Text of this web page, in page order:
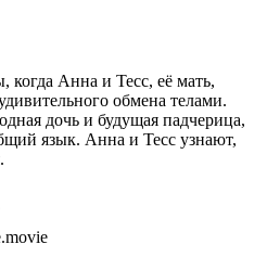
Анна и Тесс, её мать,
обмена телами.
дочь и будущая падчерица,
язык. Анна и Тесс узнают,